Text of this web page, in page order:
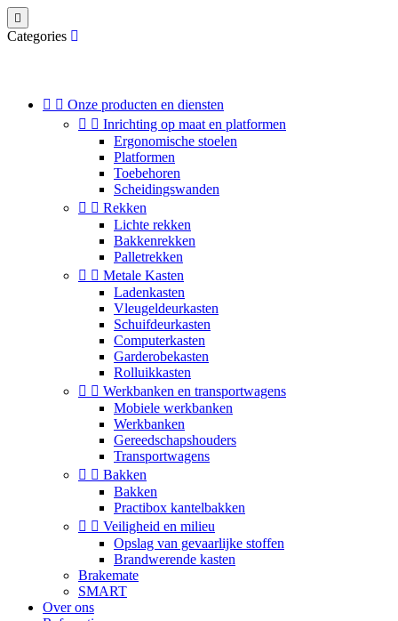

Categories
  Onze producten en diensten
  Inrichting op maat en platformen
Ergonomische stoelen
Platformen
Toebehoren
Scheidingswanden
  Rekken
Lichte rekken
Bakkenrekken
Palletrekken
  Metale Kasten
Ladenkasten
Vleugeldeurkasten
Schuifdeurkasten
Computerkasten
Garderobekasten
Rolluikkasten
  Werkbanken en transportwagens
Mobiele werkbanken
Werkbanken
Gereedschapshouders
Transportwagens
  Bakken
Bakken
Practibox kantelbakken
  Veiligheid en milieu
Opslag van gevaarlijke stoffen
Brandwerende kasten
Brakemate
SMART
Over ons